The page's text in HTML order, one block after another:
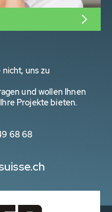
uns zu
und wollen Ihnen
Projekte bieten.
68 68